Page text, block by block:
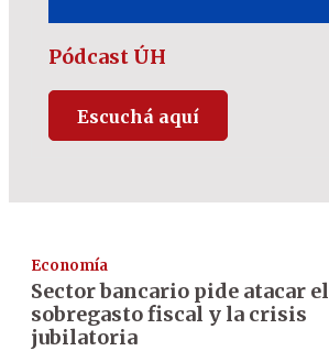
Pódcast ÚH
Escuchá aquí
Economía
Sector bancario pide atacar el
sobregasto fiscal y la crisis
jubilatoria